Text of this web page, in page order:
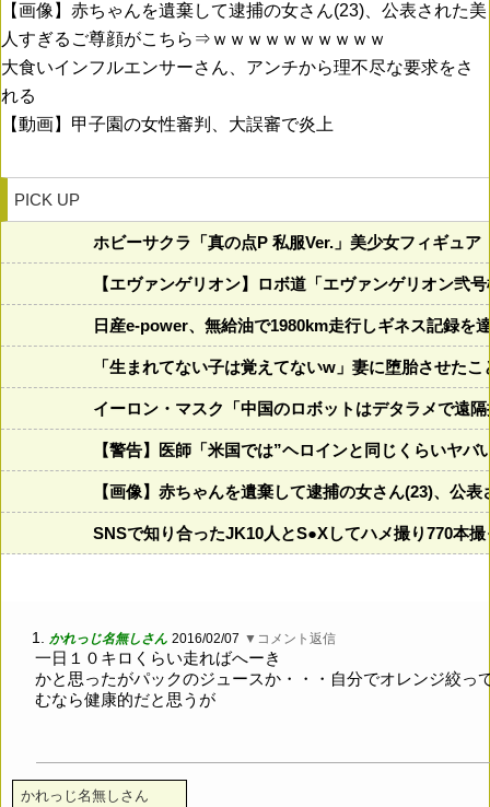
【画像】赤ちゃんを遺棄して逮捕の女さん(23)、公表された美
人すぎるご尊顔がこちら⇒ｗｗｗｗｗｗｗｗｗｗ
大食いインフルエンサーさん、アンチから理不尽な要求をさ
れる
【動画】甲子園の女性審判、大誤審で炎上
PICK UP
ホビーサクラ「真の点P 私服Ver.」美少女フィギュア
【エヴァンゲリオン】ロボ道「エヴァンゲリオン弐
日産e-power、無給油で1980km走行しギネス記録
「生まれてない子は覚えてないw」妻に堕胎させた
イーロン・マスク「中国のロボットはデタラメで遠
【警告】医師「米国では”ヘロインと同じくらいヤ
【画像】赤ちゃんを遺棄して逮捕の女さん(23)、公
SNSで知り合ったJK10人とS●Xしてハメ撮り770
1. かれっじ名無しさん 2016/02/07 ▼コメント返信
一日１０キロくらい走ればへーき
かと思ったがパックのジュースか・・・自分でオレンジ絞っ
むなら健康的だと思うが